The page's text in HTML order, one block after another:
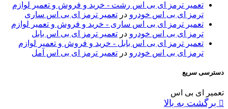
تعمیر ترمز ای بی اس رشت - خرید و فروش و تعمیر لوازم
ترمز ای بی اس خودرو در تعمیر ترمز ای بی اس ساری
تعمیر ترمز ای بی اس ساری - خرید و فروش و تعمیر لوازم
ترمز ای بی اس خودرو در تعمیر ترمز ای بی اس بابل
تعمیر ترمز ای بی اس بابل - خرید و فروش و تعمیر لوازم
ترمز ای بی اس خودرو در تعمیر ترمز ای بی اس آمل
دسترسی سریع
تعمیر ای بی اس
برگشت به بالا